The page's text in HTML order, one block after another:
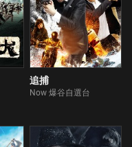
追捕
Now 爆谷自選台